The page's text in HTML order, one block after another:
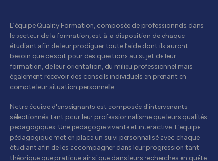
L’équipe Quality Formation, composée de professionnels dans
le secteur de la formation, est à la disposition de chaque
étudiant afin de leur prodiguer toute l’aide dont ils auront
besoin que ce soit pour des questions au sujet de leur
formation, de leur orientation, du milieu professionnel mais
également recevoir des conseils individuels en prenant en
compte leur situation personnelle.
Notre équipe d'enseignants est composée d'intervenants
sélectionnés tant pour leur professionnalisme que leurs qualités
pédagogiques. Une pédagogie vivante et interactive. L'équipe
pédagogique met en place un suivi personnalisé avec chaque
étudiant afin de les accompagner dans leur progression tant
théorique que pratique ainsi que dans leurs recherches en quête